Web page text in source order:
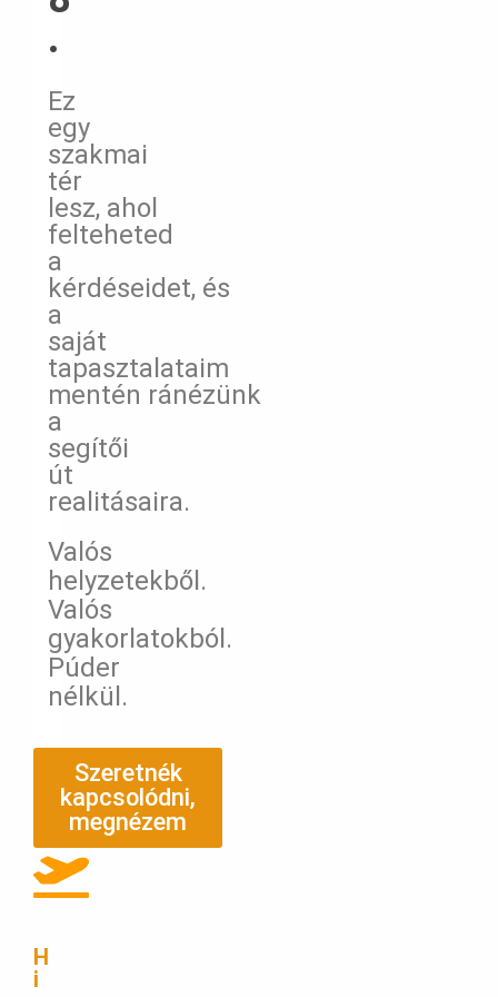
.
Ez
egy
szakmai
tér
lesz, ahol
felteheted
a
kérdéseidet, és
a
saját
tapasztalataim
mentén ránézünk
a
segítői
út
realitásaira.
Valós
helyzetekből.
Valós
gyakorlatokból.
Púder
nélkül.
Szeretnék
kapcsolódni,
megnézem
H
i